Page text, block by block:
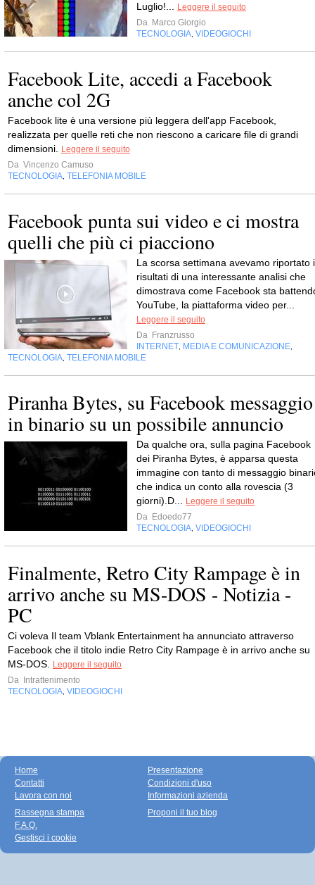
Luglio!...
Leggere il seguito
Da Marco Giorgio
TECNOLOGIA VIDEOGIOCHI
Facebook Lite, accedi a Facebook
anche col 2G
Facebook lite è una versione più leggera dell'app Facebook,
realizzata per quelle reti che non riescono a caricare file di grandi
dimensioni.
Leggere il seguito
Da Vincenzo Camuso
TECNOLOGIA TELEFONIA MOBILE
Facebook punta sui video e ci mostra
quelli che più ci piacciono
La scorsa settimana avevamo riportato i
risultati di una interessante analisi che
dimostrava come Facebook sta
YouTube, la piattaforma video per...
Leggere il seguito
Da Franzrusso
INTERNET MEDIA E COMUNICAZIONE
TECNOLOGIA TELEFONIA MOBILE
Piranha Bytes, su Facebook messaggio
in binario su un possibile annuncio
Da qualche ora, sulla pagina Facebook
dei Piranha Bytes, è apparsa questa
immagine con tanto di messaggio
che indica un conto alla rovescia (3
giorni).D...
Leggere il seguito
Da Edoedo77
TECNOLOGIA VIDEOGIOCHI
Finalmente, Retro City Rampage è in
arrivo anche su MS-DOS - Notizia -
PC
Ci voleva Il team Vblank Entertainment ha annunciato attraverso
Facebook che il titolo indie Retro City Rampage è in arrivo anche su
MS-DOS.
Leggere il seguito
Da
Intrattenimento
TECNOLOGIA VIDEOGIOCHI
Home
Contatti
Lavora con noi
Presentazione
Condizioni d'uso
Informazioni azienda
Rassegna stampa
F.A.Q.
Gestisci i cookie
Proponi il tuo blog